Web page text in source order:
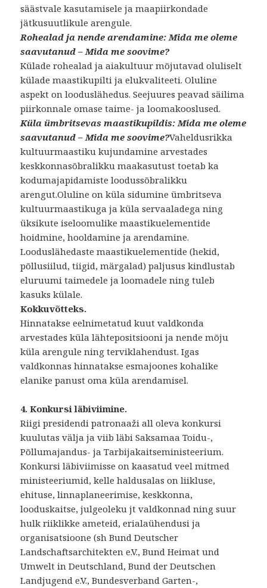
säästvale kasutamisele ja maapiirkondade
jätkusuutlikule arengule.
Rohealad ja nende arendamine: Mida me oleme
saavutanud – Mida me soovime?
Külade rohealad ja aiakultuur mõjutavad oluliselt
külade maastikupilti ja elukvaliteeti. Oluline
aspekt on looduslähedus. Seejuures peavad säilima
piirkonnale omase taime- ja loomakooslused.
Küla ümbritsevas maastikupildis: Mida me oleme
saavutanud – Mida me soovime?Vaheldusrikka
kultuurmaastiku kujundamine arvestades
keskkonnasõbralikku maakasutust toetab ka
kodumajapidamiste loodussõbralikku
arengut.Oluline on küla sidumine ümbritseva
kultuurmaastikuga ja küla servaaladega ning
üksikute iseloomulike maastikuelementide
hoidmine, hooldamine ja arendamine.
Looduslähedaste maastikuelementide (hekid,
põllusiilud, tiigid, märgalad) paljusus kindlustab
eluruumi taimedele ja loomadele ning tuleb
kasuks külale.
Kokkuvõtteks.
Hinnatakse eelnimetatud kuut valdkonda
arvestades küla lähtepositsiooni ja nende mõju
küla arengule ning terviklahendust. Igas
valdkonnas hinnatakse esmajoones kohalike
elanike panust oma küla arendamisel.
4. Konkursi läbiviimine.
Riigi presidendi patronaaži all oleva konkursi
kuulutas välja ja viib läbi Saksamaa Toidu-,
Põllumajandus- ja Tarbijakaitseministeerium.
Konkursi läbiviimisse on kaasatud veel mitmed
ministeeriumid, kelle haldusalas on liikluse,
ehituse, linnaplaneerimise, keskkonna,
looduskaitse, julgeoleku jt valdkonnad ning suur
hulk riiklikke ameteid, erialaühendusi ja
organisatsioone (sh Bund Deutscher
Landschaftsarchitekten e.V., Bund Heimat und
Umwelt in Deutschland, Bund der Deutschen
Landjugend e.V., Bundesverband Garten-,